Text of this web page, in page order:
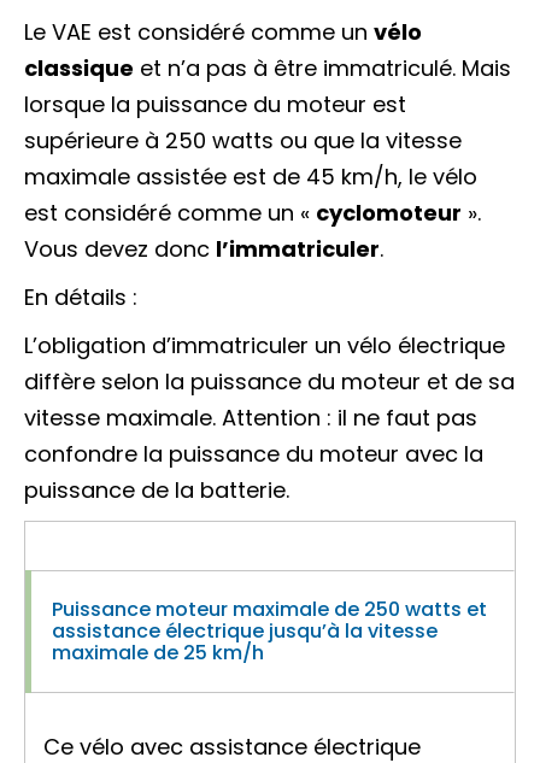
Le VAE est considéré comme un vélo
classique et n’a pas à être immatriculé. Mais
lorsque la puissance du moteur est
supérieure à 250 watts ou que la vitesse
maximale assistée est de 45 km/h, le vélo
est considéré comme un « cyclomoteur ».
Vous devez donc l’immatriculer.
En détails :
L’obligation d’immatriculer un vélo électrique
diffère selon la puissance du moteur et de sa
vitesse maximale. Attention : il ne faut pas
confondre la puissance du moteur avec la
puissance de la batterie.
Puissance moteur maximale de 250 watts et
assistance électrique jusqu’à la vitesse
maximale de 25 km/h
Ce vélo avec assistance électrique